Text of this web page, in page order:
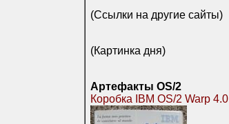
(Ссылки на другие сайты)
(Картинка дня)
Артефакты OS/2
Коробка IBM OS/2 Warp 4.0